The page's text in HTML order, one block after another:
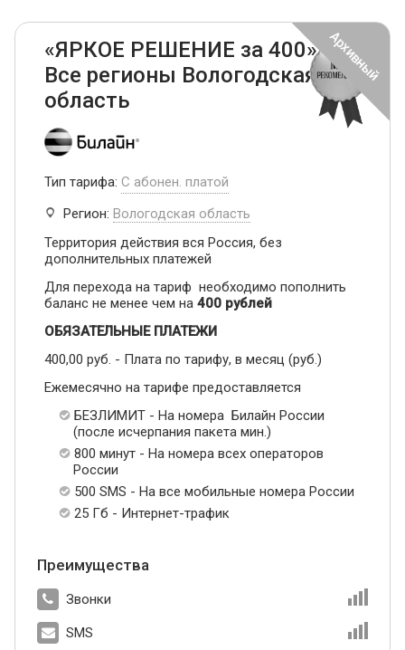
«ЯРКОЕ РЕШЕНИЕ за 400» -
Все регионы Вологодская
область
Тип тарифа: С абонен. платой
Регион: Вологодская область
Территория действия вся Россия, без
дополнительных платежей
Для перехода на тариф необходимо пополнить
баланс не менее чем на 400 рублей
ОБЯЗАТЕЛЬНЫЕ ПЛАТЕЖИ
400,00 руб. - Плата по тарифу, в месяц (руб.)
Ежемесячно на тарифе предоставляется
БЕЗЛИМИТ - На номера Билайн России
(после исчерпания пакета мин.)
800 минут - На номера всех операторов
России
500 SMS - На все мобильные номера России
25 Гб - Интернет-трафик
Преимущества
Звонки
SMS